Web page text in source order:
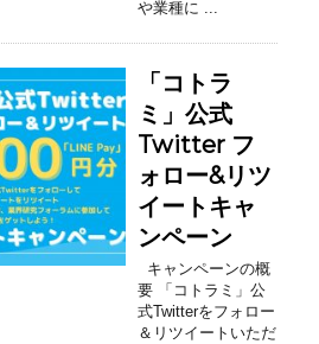
や業種に ...
「コトラ
ミ」公式
Twitter フ
ォロー&リツ
イートキャ
ンペーン
キャンペーンの概
要 「コトラミ」公
式Twitterをフォロー
＆リツイートいただ